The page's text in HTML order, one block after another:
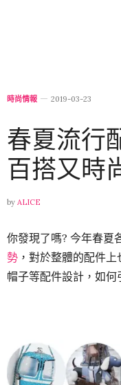
時尚情報 2019-03-23
春夏流行
百搭又時
by ALICE
你發現了嗎? 今年春夏
勢 ，對於整體的配件
帽子等配件設計，如何